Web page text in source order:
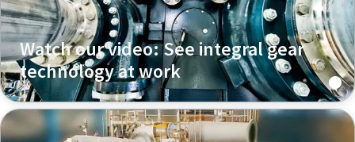
Watch our video: See integral gear
technology at work